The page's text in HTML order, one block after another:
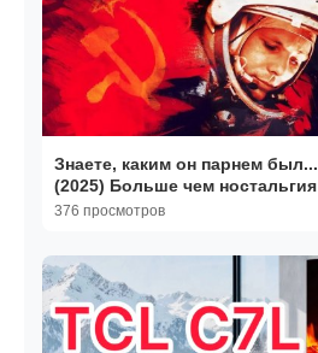
Знаете, каким он парнем был... - Russian MusicSky
(2025) Больше чем ностальгия
376 просмотров